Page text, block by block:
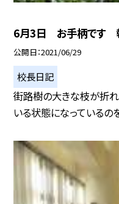
6月3日 お手柄です
公開日 2021/06/29
校長日記
街路樹の大きな枝が折
いる状態になっているの